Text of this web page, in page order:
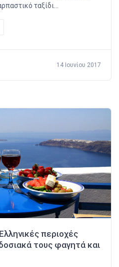
ταξίδι…
14 Ιουνίου 2017
περιοχές
τους φαγητά και